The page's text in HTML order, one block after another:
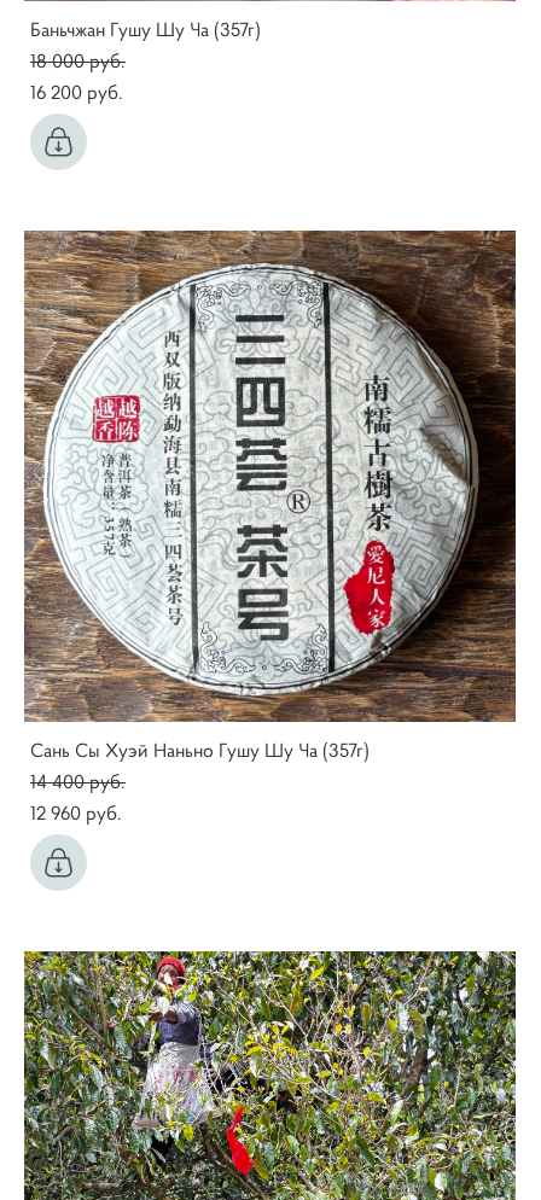
Баньчжан Гушу Шу Ча (357г)
18 000 pуб.
16 200 pуб.
Сань Сы Хуэй Наньно Гушу Шу Ча (357г)
14 400 pуб.
12 960 pуб.